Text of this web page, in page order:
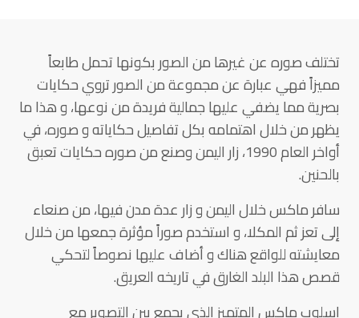
تختلف صوره عن غيرها من الصور بكونها تحمل طابعاً
مميزاً فهي عبارة عن مجموعة من الصور تروي حكايات
بصرية مما يضفي عليها جمالية فريدة من نوعها، و هذا ما
يظهر من خلال اهتمامه بكل تفاصيل حكاياته و صوره، في
أواخر العام 1990، زار اليمن وصنع من صوره حكايات تعبق
بالحنين.
سافر ماكس خلال اليمن و زار عدة مدن فيها، من صنعاء
إلى تعز ثم المكلا، و استخدم صوراً مؤثرة جمعها من خلال
معايشته للواقع هناك و أضاف عليها نصوصاً لتحكي
قصص هذا البلد الغارق في تاريخه العريق.
اسلوب ماكس المتميز الذي يجمع بين التصوير مع